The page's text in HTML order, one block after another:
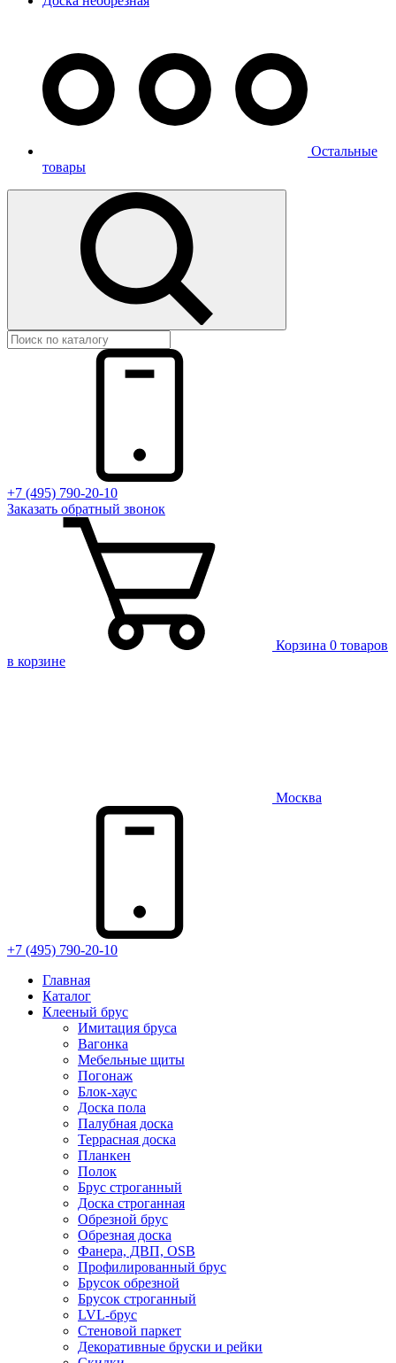
Остальные
товары
+7 (495) 790-20-10
Заказать обратный звонок
Корзина 0 товаров
в корзине
Москва
+7 (495) 790-20-10
Главная
Каталог
Клееный брус
Имитация бруса
Вагонка
Мебельные щиты
Погонаж
Блок-хаус
Доска пола
Палубная доска
Террасная доска
Планкен
Полок
Брус строганный
Доска строганная
Обрезной брус
Обрезная доска
Фанера, ДВП, OSB
Профилированный брус
Брусок обрезной
Брусок строганный
LVL-брус
Стеновой паркет
Декоративные бруски и рейки